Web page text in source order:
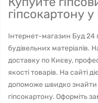
гіпсокартону у
Інтернет-магазин Буд 24
будівельних матеріалів.
доставку по Києву,
якості товарів. На сайті
допоможе швидко знайти
гіпсокартону. Оформіть